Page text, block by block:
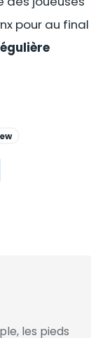
pour au final
les pieds